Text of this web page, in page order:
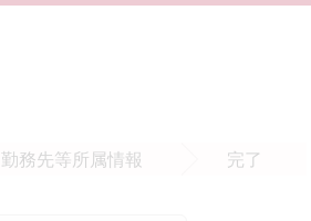
勤務先等 所属情報 完了